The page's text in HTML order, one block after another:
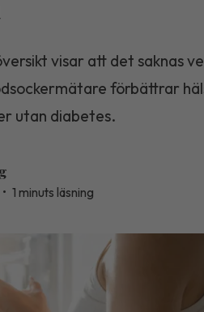
visar att det saknas
förbättrar
utan diabetes.
• 1 minuts läsning